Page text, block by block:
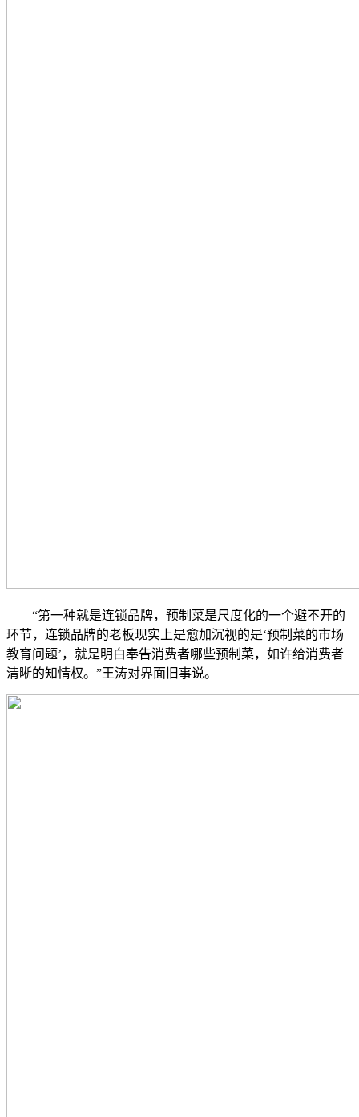
“第一种就是连锁品牌，预制菜是尺度化的一个避不开的
环节，连锁品牌的老板现实上是愈加沉视的是‘预制菜的市场
教育问题’，就是明白奉告消费者哪些预制菜，如许给消费者
清晰的知情权。”王涛对界面旧事说。